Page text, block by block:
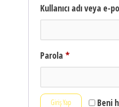
Kullanıcı adı veya e-
Parola *Gerekli
Beni
Giriş Yap